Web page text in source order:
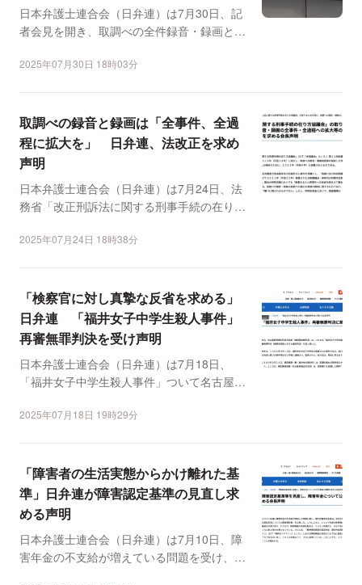
日本弁護士連合会（日弁連）は7月30日、記
者会見を開き、取調べの全件録音・録画と取
2025年07月30日 18時03分
取調べの録音と録画は「全事件、全過
程に拡大を」 日弁連、法改正を求め
声明
日本弁護士連合会（日弁連）は7月24日、法
務省「改正刑訴法に関する刑事手続の在り方
2025年07月24日 18時38分
「検察官に対し真摯な反省を求める」
日弁連 「福井女子中学生殺人事件」
再審無罪判決を受け声明
日本弁護士連合会（日弁連）は7月18日、
「福井女子中学生殺人事件」ついて名古屋高
2025年07月18日 19時29分
「障害者の生活実態からかけ離れた基
準」日弁連が障害認定基準の見直し求
める声明
日本弁護士連合会（日弁連）は7月10日、障
害年金の不支給が増えている問題を受け、障